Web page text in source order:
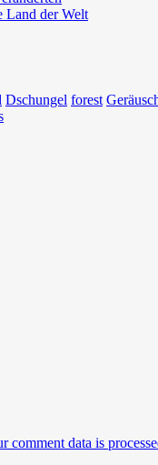
Land der Welt
Dschungel forest
comment data is